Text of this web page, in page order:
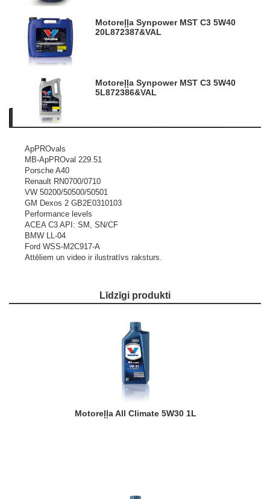
Motoreļļa Synpower MST C3 5W40
20L872387&VAL
Motoreļļa Synpower MST C3 5W40
5L872386&VAL
Apraksts Informācija par produktu
ApPROvals
MB-ApPROval 229.51
Porsche A40
Renault RN0700/0710
VW 50200/50500/50501
GM Dexos 2 GB2E0310103
Performance levels
ACEA C3 API: SM, SN/CF
BMW LL-04
Ford WSS-M2C917-A
Attēliem un video ir ilustratīvs raksturs.
Līdzīgi produkti
Motoreļļa All Climate 5W30 1L